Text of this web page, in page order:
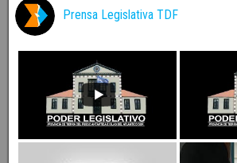
Prensa Legislativa TDF